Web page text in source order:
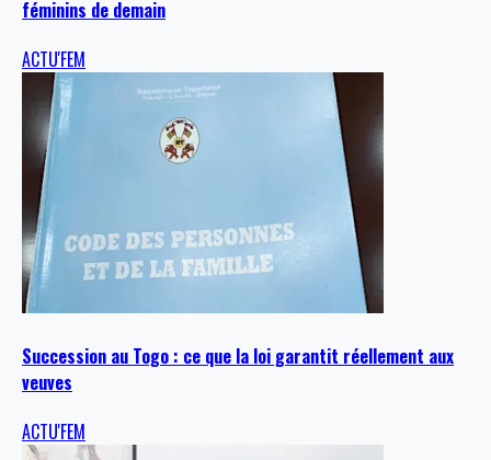
féminins de demain
ACTU'FEM
Succession au Togo : ce que la loi garantit réellement aux
veuves
ACTU'FEM